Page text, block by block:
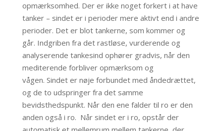
opmærksomhed. Der er ikke noget forkert i at have
tanker – sindet er i perioder mere aktivt end i andre
perioder. Det er blot tankerne, som kommer og
går. Indgriben fra det rastløse, vurderende og
analyserende tankesind ophører gradvis, når den
mediterende forbliver opmærksom og
vågen. Sindet er nøje forbundet med åndedrættet,
og de to udspringer fra det samme
bevidsthedspunkt. Når den ene falder til ro er den
anden også i ro. Når sindet er i ro, opstår der